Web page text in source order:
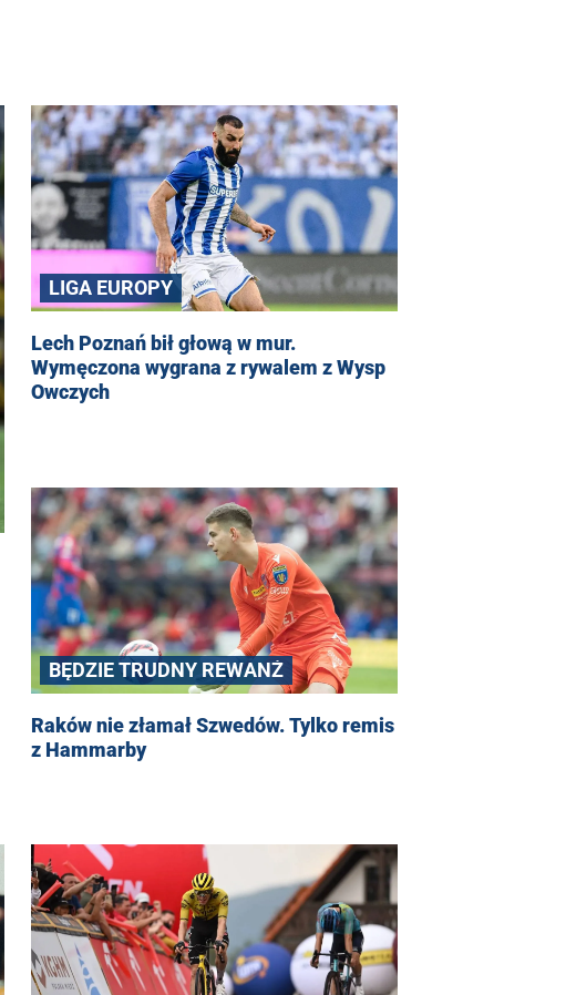
LIGA EUROPY
Lech Poznań bił głową w mur.
Wymęczona wygrana z rywalem z Wysp
Owczych
BĘDZIE TRUDNY REWANŻ
Raków nie złamał Szwedów. Tylko remis
z Hammarby